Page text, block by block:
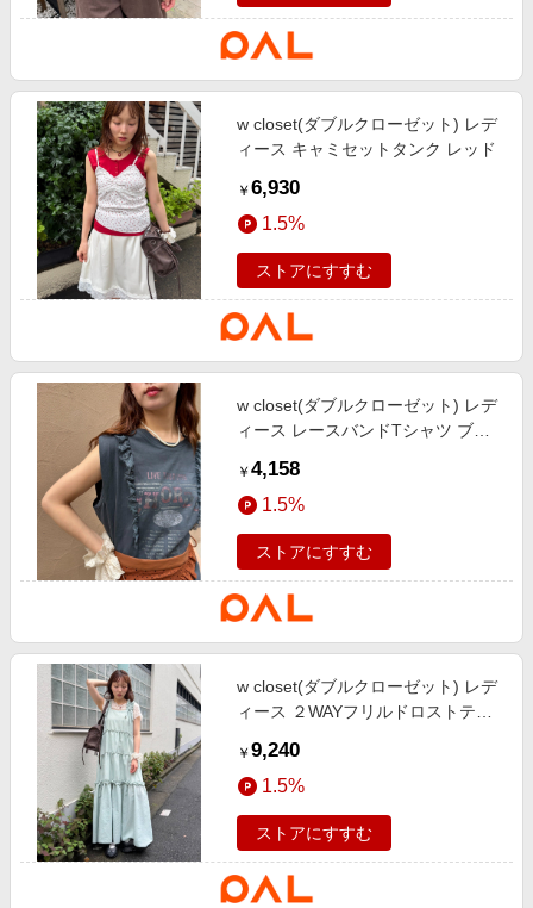
w closet(ダブルクローゼット) レデ
ィース キャミセットタンク レッド
￥ 6,930
1.5%
ストアにすすむ
w closet(ダブルクローゼット) レデ
ィース レースバンドTシャツ ブラ
￥ 4,158
1.5%
ストアにすすむ
w closet(ダブルクローゼット) レデ
ィース ２WAYフリルドロストティ
￥ 9,240
1.5%
ストアにすすむ